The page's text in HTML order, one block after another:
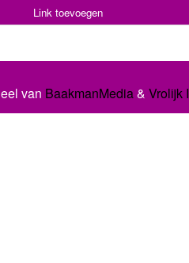
Link toevoegen
van BaakmanMedia& Vrolijk